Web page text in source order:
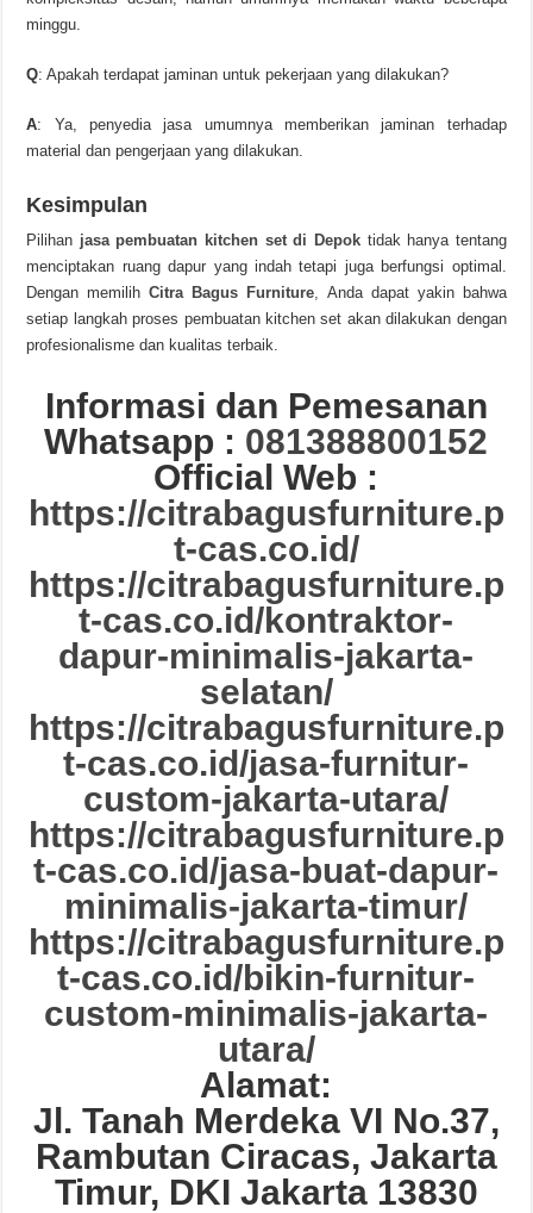
minggu.
Q: Apakah terdapat jaminan untuk pekerjaan yang dilakukan?
A: Ya, penyedia jasa umumnya memberikan jaminan terhadap
material dan pengerjaan yang dilakukan.
Kesimpulan
Pilihan jasa pembuatan kitchen set di Depoktidak hanya tentang
menciptakan ruang dapur yang indah tetapi juga berfungsi optimal.
Dengan memilihCitra Bagus Furniture, Anda dapat yakin bahwa
setiap langkah proses pembuatan kitchen set akan dilakukan dengan
profesionalisme dan kualitas terbaik.
Informasi dan Pemesanan
Whatsapp : 081388800152
Official Web :
https://citrabagusfurniture.p
t-cas.co.id/
https://citrabagusfurniture.p
t-cas.co.id/kontraktor-
dapur-minimalis-jakarta-
selatan/
https://citrabagusfurniture.p
t-cas.co.id/jasa-furnitur-
custom-jakarta-utara/
https://citrabagusfurniture.p
t-cas.co.id/jasa-buat-dapur-
minimalis-jakarta-timur/
https://citrabagusfurniture.p
t-cas.co.id/bikin-furnitur-
custom-minimalis-jakarta-
utara/
Alamat:
Jl. Tanah Merdeka VI No.37,
Rambutan Ciracas, Jakarta
Timur, DKI Jakarta 13830